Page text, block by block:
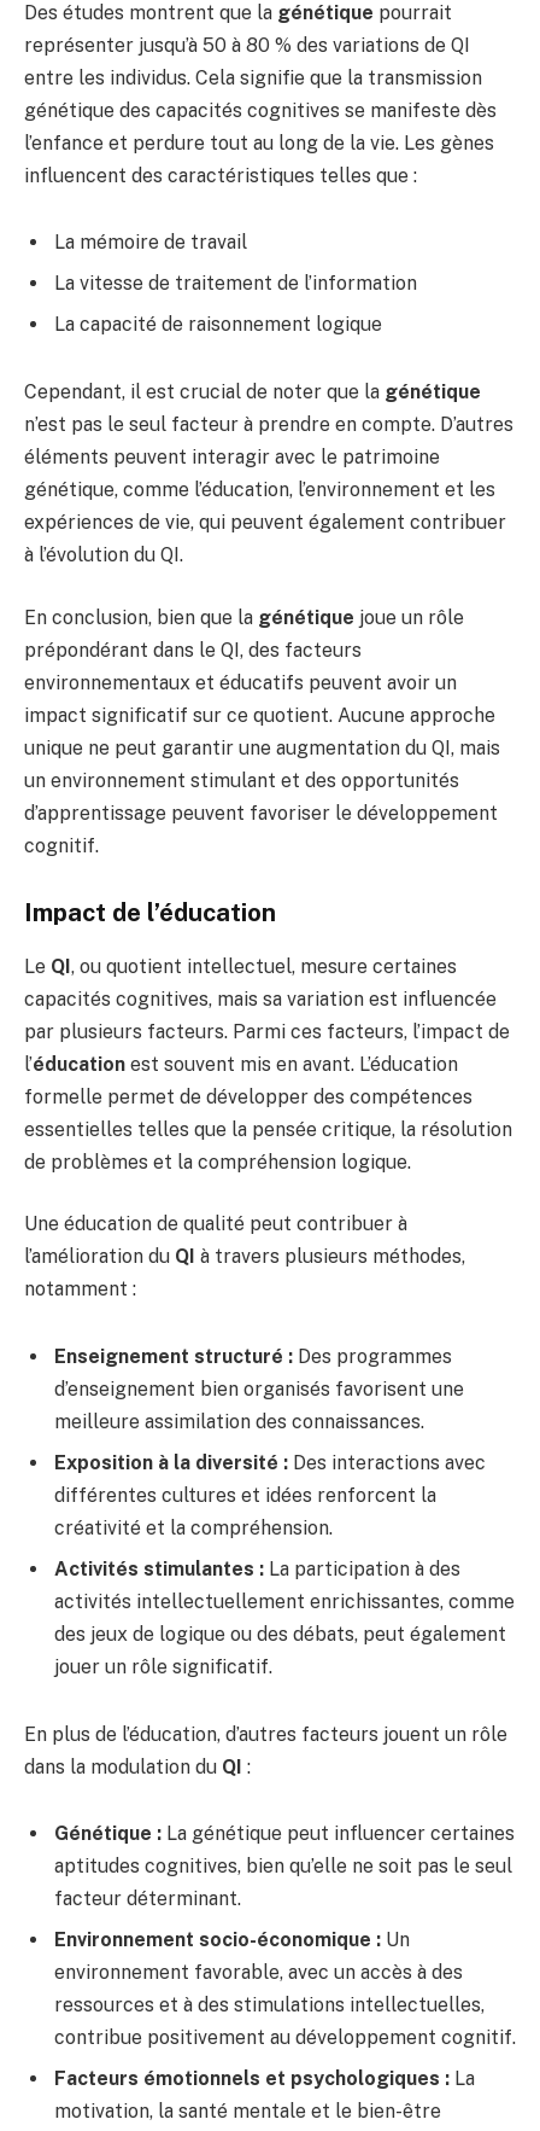
Des études montrent que la génétique pourrait
représenter jusqu’à 50 à 80 % des variations de QI
entre les individus. Cela signifie que la transmission
génétique des capacités cognitives se manifeste dès
l’enfance et perdure tout au long de la vie. Les gènes
influencent des caractéristiques telles que :
La mémoire de travail
La vitesse de traitement de l’information
La capacité de raisonnement logique
Cependant, il est crucial de noter que la génétique
n’est pas le seul facteur à prendre en compte. D’autres
éléments peuvent interagir avec le patrimoine
génétique, comme l’éducation, l’environnement et les
expériences de vie, qui peuvent également contribuer
à l’évolution du QI.
En conclusion, bien que la génétique joue un rôle
prépondérant dans le QI, des facteurs
environnementaux et éducatifs peuvent avoir un
impact significatif sur ce quotient. Aucune approche
unique ne peut garantir une augmentation du QI, mais
un environnement stimulant et des opportunités
d’apprentissage peuvent favoriser le développement
cognitif.
Impact de l’éducation
Le QI, ou quotient intellectuel, mesure certaines
capacités cognitives, mais sa variation est influencée
par plusieurs facteurs. Parmi ces facteurs, l’impact de
l’éducation est souvent mis en avant. L’éducation
formelle permet de développer des compétences
essentielles telles que la pensée critique, la résolution
de problèmes et la compréhension logique.
Une éducation de qualité peut contribuer à
l’amélioration du QI à travers plusieurs méthodes,
notamment :
Enseignement structuré : Des programmes
d’enseignement bien organisés favorisent une
meilleure assimilation des connaissances.
Exposition à la diversité : Des interactions avec
différentes cultures et idées renforcent la
créativité et la compréhension.
Activités stimulantes : La participation à des
activités intellectuellement enrichissantes, comme
des jeux de logique ou des débats, peut également
jouer un rôle significatif.
En plus de l’éducation, d’autres facteurs jouent un rôle
dans la modulation du QI :
Génétique : La génétique peut influencer certaines
aptitudes cognitives, bien qu’elle ne soit pas le seul
facteur déterminant.
Environnement socio-économique : Un
environnement favorable, avec un accès à des
ressources et à des stimulations intellectuelles,
contribue positivement au développement cognitif.
Facteurs émotionnels et psychologiques : La
motivation, la santé mentale et le bien-être